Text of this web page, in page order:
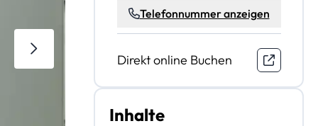
Telefonnummer anzeigen
Direkt online Buchen
Inhalte